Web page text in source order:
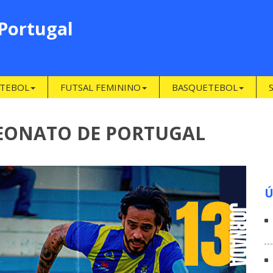
FUTSAL FEMININO BASQUETEBOL
DE PORTUGAL